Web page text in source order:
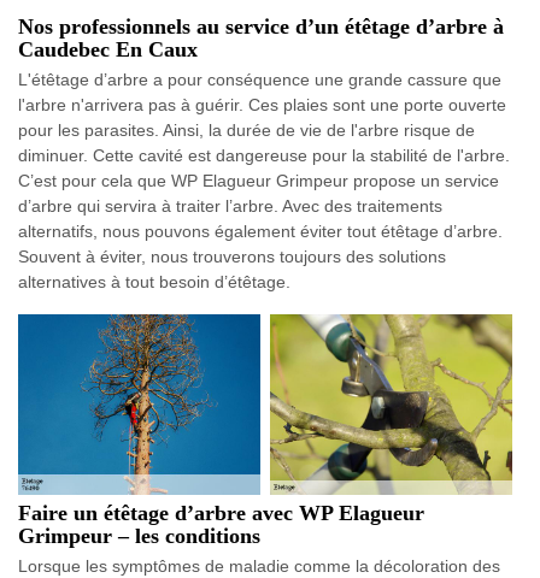
Nos professionnels au service d’un étêtage d’arbre à
Caudebec En Caux
L'étêtage d’arbre a pour conséquence une grande cassure que
l'arbre n'arrivera pas à guérir. Ces plaies sont une porte ouverte
pour les parasites. Ainsi, la durée de vie de l'arbre risque de
diminuer. Cette cavité est dangereuse pour la stabilité de l'arbre.
C’est pour cela que WP Elagueur Grimpeur propose un service
d’arbre qui servira à traiter l’arbre. Avec des traitements
alternatifs, nous pouvons également éviter tout étêtage d’arbre.
Souvent à éviter, nous trouverons toujours des solutions
alternatives à tout besoin d’étêtage.
Faire un étêtage d’arbre avec WP Elagueur
Grimpeur – les conditions
Lorsque les symptômes de maladie comme la décoloration des